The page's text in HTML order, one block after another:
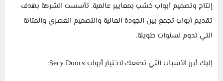
إنتاج وتصميم أبواب خشب بمعايير عالمية. تأسست الشركة بهدف
تقديم أبواب تجمع بين الجودة العالية والتصميم العصري والمتانة
التي تدوم لسنوات طويلة.
إليك أبرز الأسباب التي تدفعك لاختيار أبواب Sery Doors: